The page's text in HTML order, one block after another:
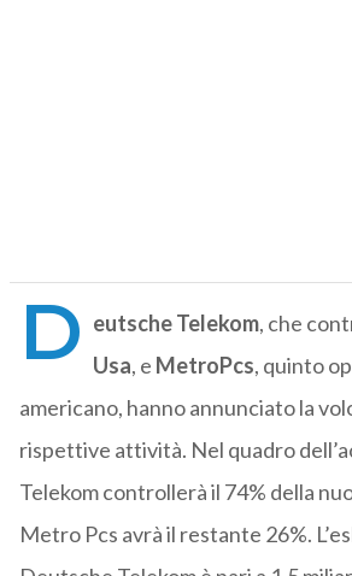
D eutsche Telekom, che
Usa, e MetroPcs, quinto
americano, hanno annunciato la
rispettive attività. Nel quadro
Telekom controllerà il 74% della
Metro Pcs avrà il restante 26%.